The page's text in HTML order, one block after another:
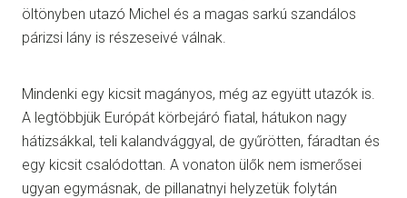
öltönyben utazó Michel és a magas sarkú szandálos
párizsi lány is részeseivé válnak.
Mindenki egy kicsit magányos, még az együtt utazók is.
A legtöbbjük Európát körbejáró fiatal, hátukon nagy
hátizsákkal, teli kalandvággyal, de gyűrötten, fáradtan és
egy kicsit csalódottan. A vonaton ülők nem ismerősei
ugyan egymásnak, de pillanatnyi helyzetük folytán